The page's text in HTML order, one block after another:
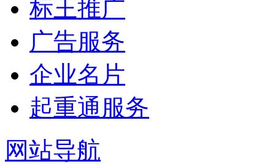
标王推广
广告服务
企业名片
起重通服务
网站导航